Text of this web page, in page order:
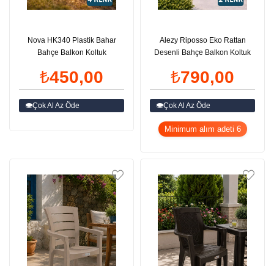
Nova HK340 Plastik Bahar
Bahçe Balkon Koltuk
₺450,00
Çok Al Az Öde
Alezy Riposso Eko Rattan
Desenli Bahçe Balkon Koltuk
₺790,00
Çok Al Az Öde
Minimum alım adeti 6